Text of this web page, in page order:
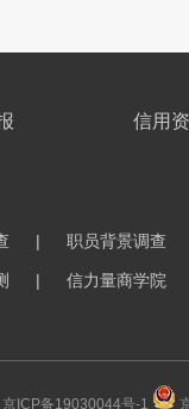
信用
| 职员背景调查
| 信力量商学院
京ICP备19030044号-1